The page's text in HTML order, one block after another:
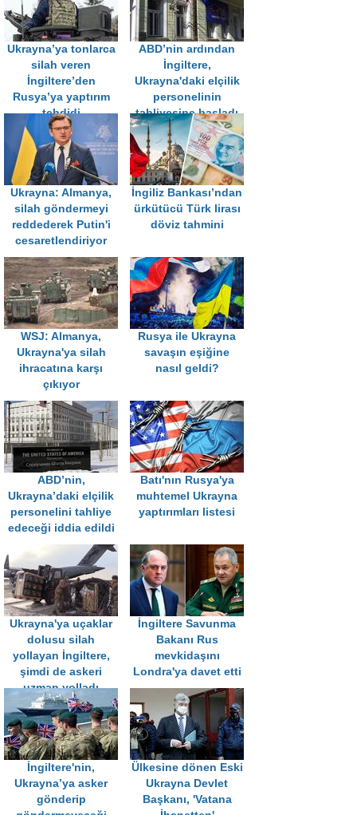
Ukrayna’ya tonlarca
silah veren
İngiltere’den
Rusya’ya yaptırım
tehdidi
ABD’nin ardından
İngiltere,
Ukrayna'daki elçilik
personelinin
tahliyesine başladı
Ukrayna: Almanya,
silah göndermeyi
reddederek Putin'i
cesaretlendiriyor
İngiliz Bankası’ndan
ürkütücü Türk lirası
döviz tahmini
WSJ: Almanya,
Ukrayna'ya silah
ihracatına karşı
çıkıyor
Rusya ile Ukrayna
savaşın eşiğine
nasıl geldi?
ABD’nin,
Ukrayna’daki elçilik
personelini tahliye
edeceği iddia edildi
Batı'nın Rusya'ya
muhtemel Ukrayna
yaptırımları listesi
Ukrayna'ya uçaklar
dolusu silah
yollayan İngiltere,
şimdi de askeri
uzman yolladı
İngiltere Savunma
Bakanı Rus
mevkidaşını
Londra'ya davet etti
İngiltere'nin,
Ukrayna’ya asker
gönderip
Ülkesine dönen Eski
Ukrayna Devlet
Başkanı, 'Vatana